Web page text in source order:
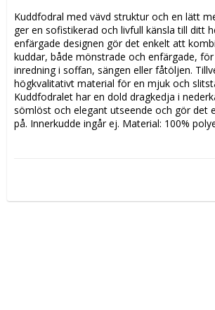
Kuddfodral med vävd struktur och en lätt
ger en sofistikerad och livfull känsla till ditt
enfärgade designen gör det enkelt att
kuddar, både mönstrade och enfärgade,
inredning i soffan, sängen eller fåtöljen.
högkvalitativt material för en mjuk och
Kuddfodralet har en dold dragkedja i
sömlöst och elegant utseende och gör det
på. Innerkudde ingår ej. Material: 100%